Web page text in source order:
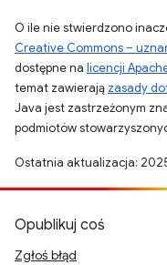
O ile nie stwierdzono
Creative Commons –
dostępne na licencji
temat zawierają zasady
Java jest zastrzeżonym
podmiotów
Ostatnia aktualizacja:
Opublikuj coś
Zgłoś błąd